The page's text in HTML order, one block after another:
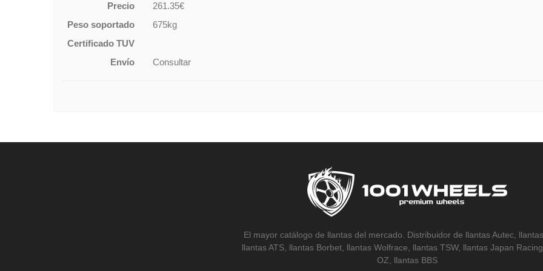
Precio
261.35€
Peso soportado
675kg
Certificado TUV
Envío
Consultar
El mayor catálogo de llantas del mercado. Distribuidor de llantas Autec, llantas
llantas ATS, llantas Borbet, llantas Wolfrace, llantas TSW, llantas Japan
OZ, llantas BBS